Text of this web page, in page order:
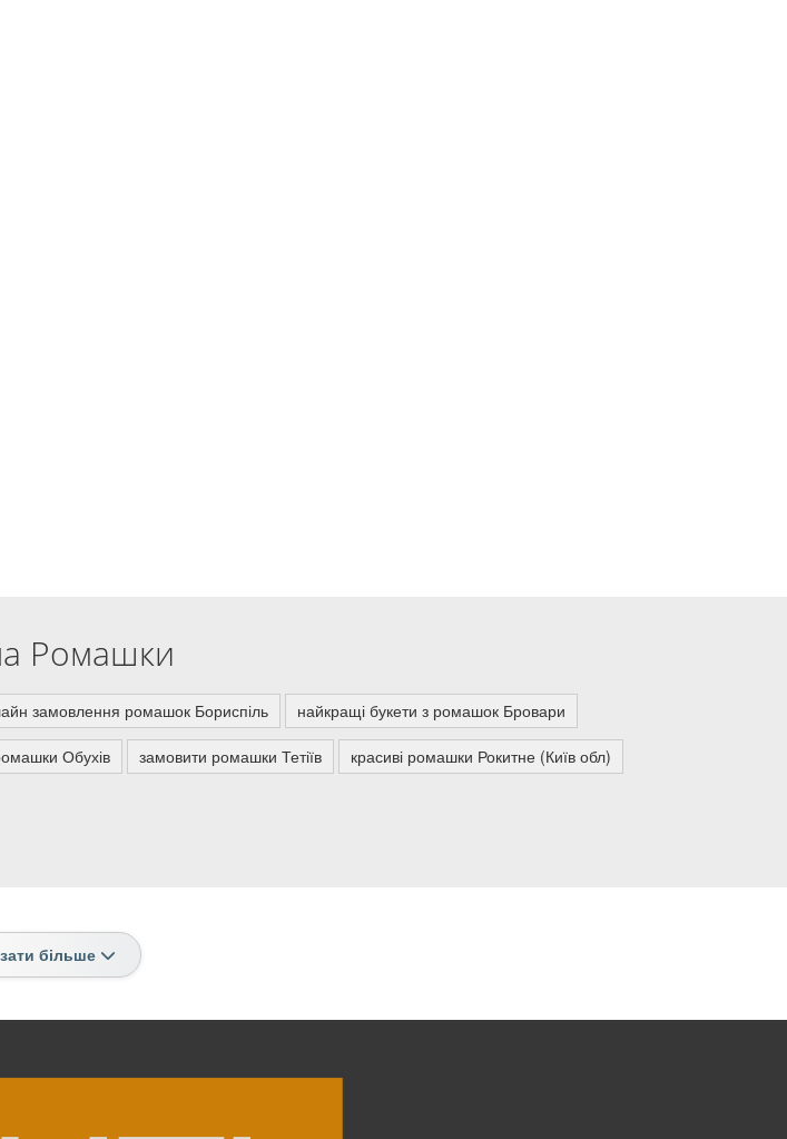
Ромашки
замовлення ромашок Бориспіль найкращі букети з ромашок Бровари
Обухів замовити ромашки Тетіїв красиві ромашки Рокитне (Київ обл)
більше